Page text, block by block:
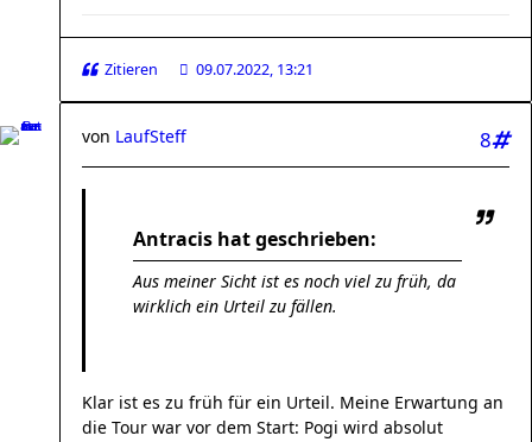
Zitieren 09.07.2022, 13:21
8
von LaufSteff
Antracis hat geschrieben:
Aus meiner Sicht ist es noch viel zu früh, da
wirklich ein Urteil zu fällen.
Klar ist es zu früh für ein Urteil. Meine Erwartung an
die Tour war vor dem Start: Pogi wird absolut